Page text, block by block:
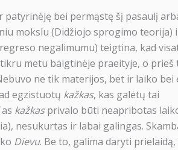
bei permąstę šį pasaulį
mokslu (Didžiojo sprogimo teorija)
negalimumu) teigtina, kad
metu baigtinėje praeityje, o prieš
ne tik materijos, bet ir laiko bei
egzistuotų kažkas, kas galėtų tai
kažkasprivalo būti neapribotas
nesukurtas ir labai galingas.
Dievu. Be to, galima daryti prielaidą,